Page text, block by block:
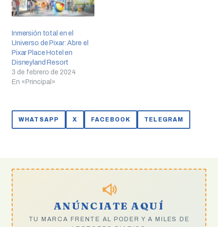
Inmersión total en el
Universo de Pixar: Abre el
Pixar Place Hotel en
Disneyland Resort
3 de febrero de 2024
En «Principal»
WHATSAPP X FACEBOOK TELEGRAM
ANÚNCIATE AQUÍ
TU MARCA FRENTE AL PODER Y A MILES DE